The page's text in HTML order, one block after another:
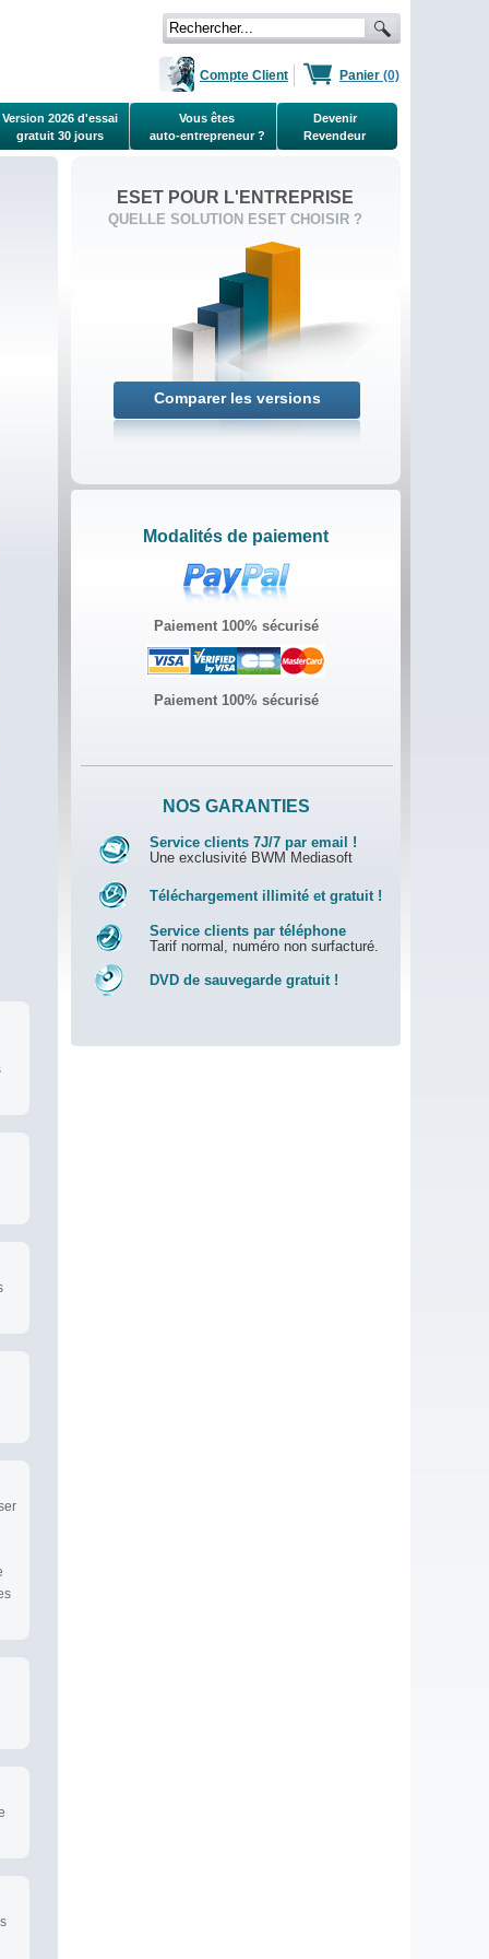
Compte Client Panier (0)
Version 2026 d'essai
gratuit 30 jours
Vous êtes
auto-entrepreneur ?
Devenir
Revendeur
ESET POUR L'ENTREPRISE
QUELLE SOLUTION ESET CHOISIR ?
Comparer les versions
Modalités de paiement
Paiement 100% sécurisé
Paiement 100% sécurisé
NOS GARANTIES
Service clients 7J/7 par email !
Une exclusivité BWM Mediasoft
Téléchargement illimité et gratuit !
Service clients par téléphone
Tarif normal, numéro non surfacturé.
DVD de sauvegarde gratuit !